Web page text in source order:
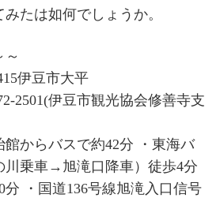
たは如何でしょうか。
伊豆市大平
2501(伊豆市観光協会修善寺支
館からバスで約42分 ・東海バ
川乗車→旭滝口降車）徒歩4分
・ 国道136号線旭滝入口信号